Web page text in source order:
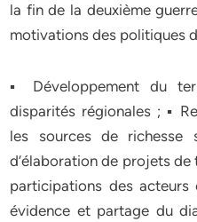
la fin de la deuxième
motivations des politiques
▪ Développement du
disparités régionales ; ▪
les sources de
d’élaboration de projets
participations des
évidence et partage du